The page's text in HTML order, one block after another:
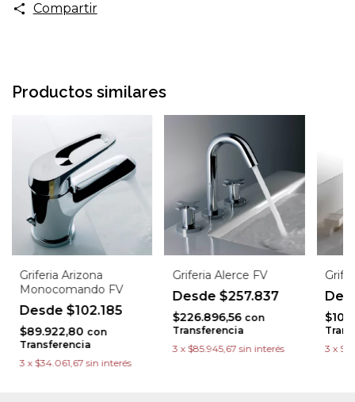
Compartir
Productos similares
Griferia Arizona
Monocomando FV
$102.185
$89.922,80 con
Transferencia
3 x $34.061,67 sin interés
Griferia Alerce FV
$257.837
$226.896,56 con
Transferencia
3 x $85.945,67 sin interés
3 x